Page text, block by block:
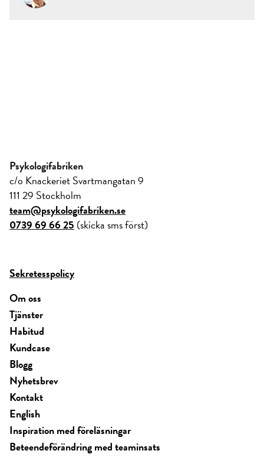
Psykologifabriken
c/o Knackeriet Svartmangatan 9
111 29 Stockholm
team@psykologifabriken.se
0739 69 66 25 (skicka sms först)
Sekretesspolicy
Om oss
Tjänster
Habitud
Kundcase
Blogg
Nyhetsbrev
Kontakt
English
Inspiration med föreläsningar
Beteendeförändring med teaminsats